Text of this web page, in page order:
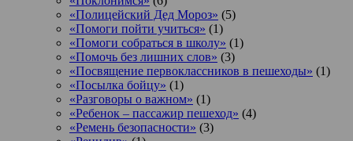
«Полицейский Дед Мороз» (5)
«Помоги пойти учиться» (1)
«Помоги собраться в школу» (1)
«Помочь без лишних слов» (3)
«Посвящение первоклассников в пешеходы» (1)
«Посылка бойцу» (1)
«Разговоры о важном» (1)
«Ребенок – пассажир пешеход» (4)
«Ремень безопасности» (3)